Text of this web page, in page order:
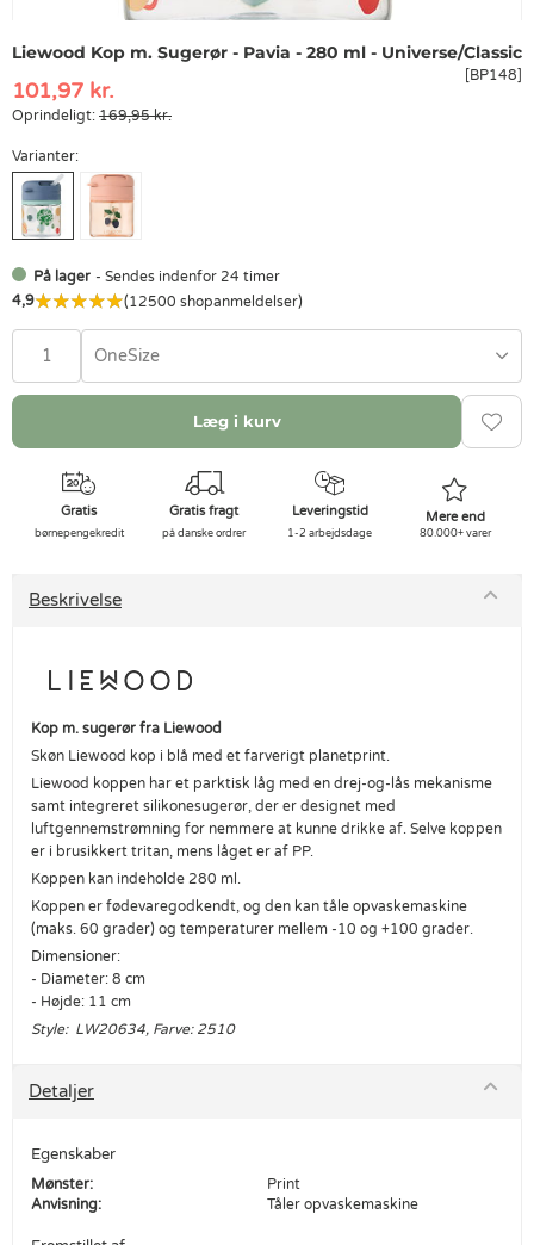
Liewood Kop m. Sugerør - Pavia - 280 ml - Universe/Classic
[BP148]
101,97 kr.
Oprindeligt: 169,95 kr.
Varianter:
På lager - Sendes indenfor 24 timer
4,9
(12500 shopanmeldelser)
OneSize
Læg i kurv
Gratis
børnepengekredit
Gratis fragt
på danske ordrer
Leveringstid
1-2 arbejdsdage
Mere end
80.000+ varer
Beskrivelse
Kop m. sugerør fra Liewood
Skøn Liewood kop i blå med et farverigt planetprint.
Liewood koppen har et parktisk låg med en drej-og-lås mekanisme
samt integreret silikonesugerør, der er designet med
luftgennemstrømning for nemmere at kunne drikke af. Selve koppen
er i brusikkert tritan, mens låget er af PP.
Koppen kan indeholde 280 ml.
Koppen er fødevaregodkendt, og den kan tåle opvaskemaskine
(maks. 60 grader) og temperaturer mellem -10 og +100 grader.
Dimensioner:
- Diameter: 8 cm
- Højde: 11 cm
Style: LW20634, Farve: 2510
Detaljer
Egenskaber
Mønster:
Print
Anvisning:
Tåler opvaskemaskine